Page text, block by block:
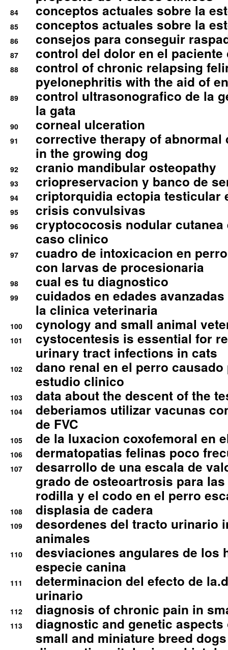
84 conceptos actuales sobre la
85 conceptos actuales sobre la
86 consejos para conseguir
87 control del dolor en el
88
control of chronic relapsing
pyelonephritis with the aid of
89
control ultrasonografico de la
la gata
90 corneal ulceration
91
corrective therapy of abnormal
in the growing dog
92 cranio mandibular osteopathy
93 criopreservacion y banco de
94 criptorquidia ectopia testicular
95 crisis convulsivas
96
cryptococosis nodular cutanea
caso clinico
97
cuadro de intoxicacion en
con larvas de procesionaria
98 cual es tu diagnostico
99
cuidados en edades
la clinica veterinaria
100 cynology and small animal
101
cystocentesis is essential for
urinary tract infections in cats
102
dano renal en el perro
estudio clinico
103 data about the descent of the
104
deberiamos utilizar vacunas
de FVC
105 de la luxacion coxofemoral en
106 dermatopatias felinas poco
107
desarrollo de una escala de
grado de osteoartrosis para
rodilla y el codo en el perro
108 displasia de cadera
109
desordenes del tracto urinario
animales
110
desviaciones angulares de los
especie canina
111
determinacion del efecto de
urinario
112 diagnosis of chronic pain in
113
diagnostic and genetic
small and miniature breed